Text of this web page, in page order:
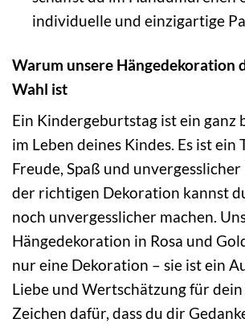
individuelle und einzigartige
Warum unsere Hängedekoration
Wahl ist
Ein Kindergeburtstag ist ein ganz
im Leben deines Kindes. Es ist ein
Freude, Spaß und
der richtigen Dekoration kannst
noch unvergesslicher machen.
Hängedekoration in Rosa und
nur eine Dekoration – sie ist ein
Liebe und Wertschätzung für dein
Zeichen dafür, dass du dir